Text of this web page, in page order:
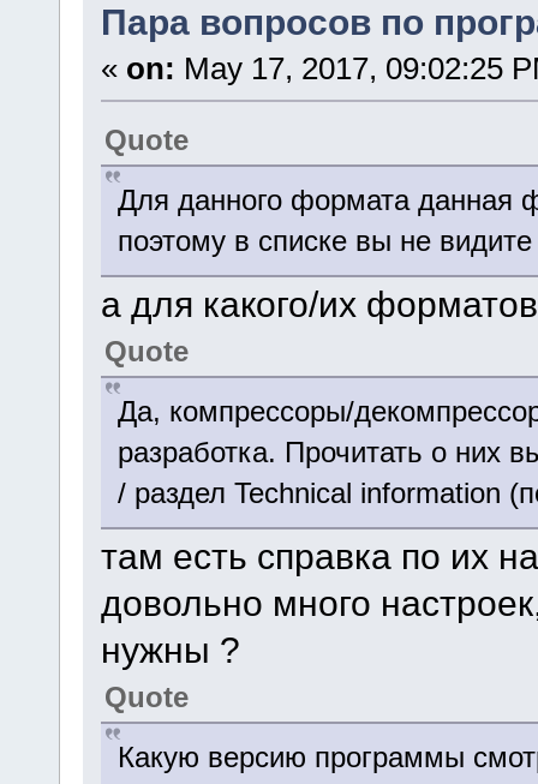
Пара вопросов по
« on: May 17, 2017, 09:02:25
Quote
Для данного формата данная
поэтому в списке вы не видите
а для какого/их
Quote
Да, компрессоры/
разработка. Прочитать о них
/ раздел Technical information
там есть справка по их
довольно много
нужны ?
Quote
Какую версию программы